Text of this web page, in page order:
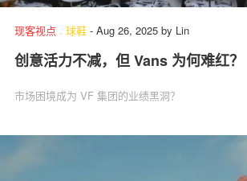
现客视点 . 球鞋 - Aug 26, 2025 by Lin
创意活力不减，但 Vans 为何难红？
市场困境成为 VF 集团的业绩黑洞？